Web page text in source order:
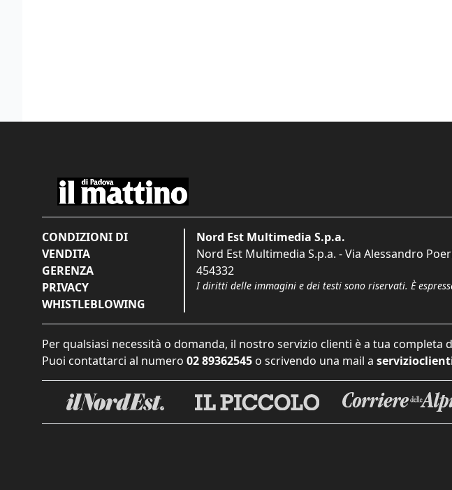
CONDIZIONI DI
VENDITA
GERENZA
PRIVACY
WHISTLEBLOWING
Nord Est Multimedia S.p.a.
Nord Est Multimedia S.p.a. - Via Alessandro
454332
I diritti delle immagini e dei testi sono riservati. È
Per qualsiasi necessità o domanda, il nostro servizio clienti è a tua completa
Puoi contattarci al numero 02 89362545 o scrivendo una mail a